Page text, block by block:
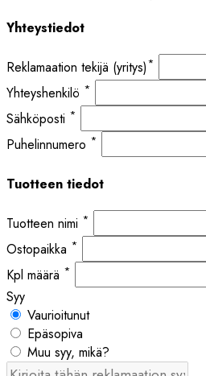
Yhteystiedot
Reklamaation tekijä (yritys)*
Yhteyshenkilö *
Sähköposti *
Puhelinnumero *
Tuotteen tiedot
Tuotteen nimi *
Ostopaikka *
Kpl määrä *
Syy
Vaurioitunut
Epäsopiva
Muu syy, mikä?